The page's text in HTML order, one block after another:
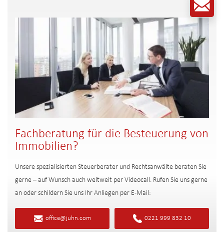
Fachberatung für die Besteuerung von
Immobilien?
Unsere spezialisierten Steuerberater und Rechtsanwälte beraten Sie
gerne – auf Wunsch auch weltweit per Videocall. Rufen Sie uns gerne
an oder schildern Sie uns Ihr Anliegen per E-Mail:
office@juhn.com 0221 999 832 10